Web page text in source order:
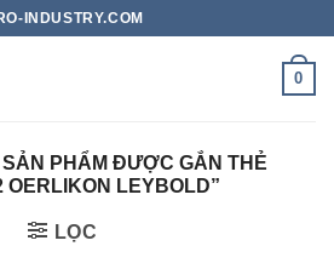
INDUSTRY.COM
0
SẢN PHẨM ĐƯỢC GẮN THẺ
OERLIKON LEYBOLD”
LỌC